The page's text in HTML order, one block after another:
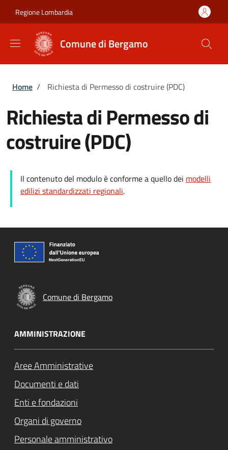
Regione Lombardia
Comune di Bergamo
Briciole di pane
Home / Richiesta di Permesso di costruire (PDC)
Richiesta di Permesso di
costruire (PDC)
Il contenuto del modulo è conforme a quello dei modelli
edilizi standardizzati regionali.
Comune di Bergamo
AMMINISTRAZIONE
Aree Amministrative
Documenti e dati
Enti e fondazioni
Organi di governo
Personale amministrativo